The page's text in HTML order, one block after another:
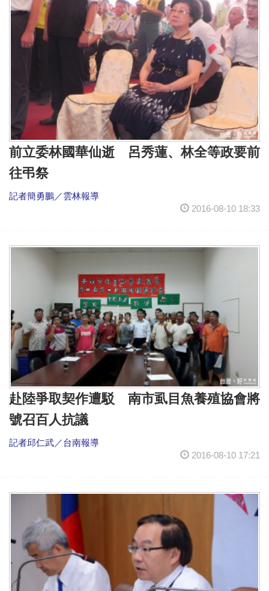
前立委林國華仙逝 呂秀蓮、林全等政要前
往弔祭
記者簡勇鵬／雲林報導
2016-08-10 18:33
赴陸爭取契作遭駁 南市虱目魚養殖協會將
號召百人抗議
記者邱仁武／台南報導
2016-08-10 17:21